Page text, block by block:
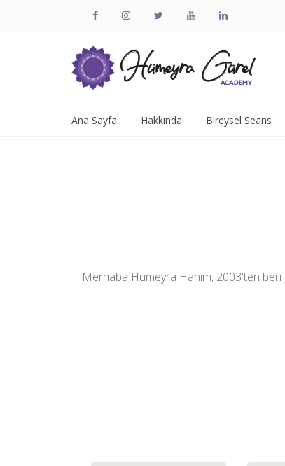
Ana Sayfa Hakkında Bireysel Seans
Merhaba Hümeyra Hanım, 2003'ten beri